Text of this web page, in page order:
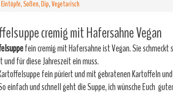
Soßen, Dip,Vegetarisch
cremig mit Hafersahne Vegan
fein cremig mit Hafersahne ist Vegan. Sie schmeckt
für diese Jahreszeit ein muss.
fein püriert und mit gebratenen Kartoffeln
einfach und schnell geht die Suppe, ich wünsche Euch